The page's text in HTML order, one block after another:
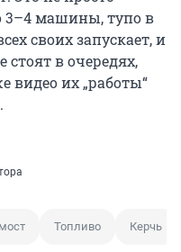
3–4 машины, тупо в
своих запускает, и
в очередях,
видео их „работы“
Топливо Керчь